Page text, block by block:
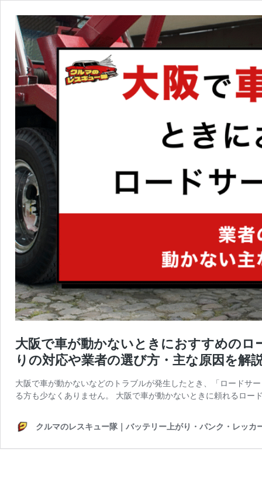
大阪で車が動かないときにおすすめの
りの対応や業者の選び方・主な原因を解
大阪で車が動かないなどのトラブルが発生したとき、「ロードサ
る方も少なくありません。 大阪で車が動かないときに頼れるロ
クルマのレスキュー隊｜バッテリー上がり・パンク・レッカ